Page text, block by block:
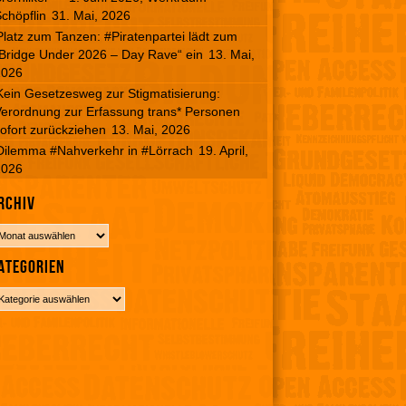
31. Mai, 2026
zum Tanzen: #Piratenpartei lädt zum
„Bridge Under 2026 – Day Rave“ ein 13. Mai,
Gesetzesweg zur Stigmatisierung:
zur Erfassung trans* Personen
zurückziehen 13. Mai, 2026
#Nahverkehr in #Lörrach 19. April,